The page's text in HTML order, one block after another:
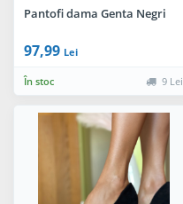
Pantofi dama Genta Negri
97,99 Lei
În stoc 9 Lei